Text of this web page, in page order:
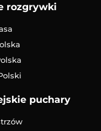
rozgrywki
puchary